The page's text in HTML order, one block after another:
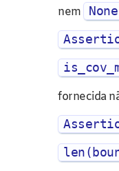
nem None
fornecida